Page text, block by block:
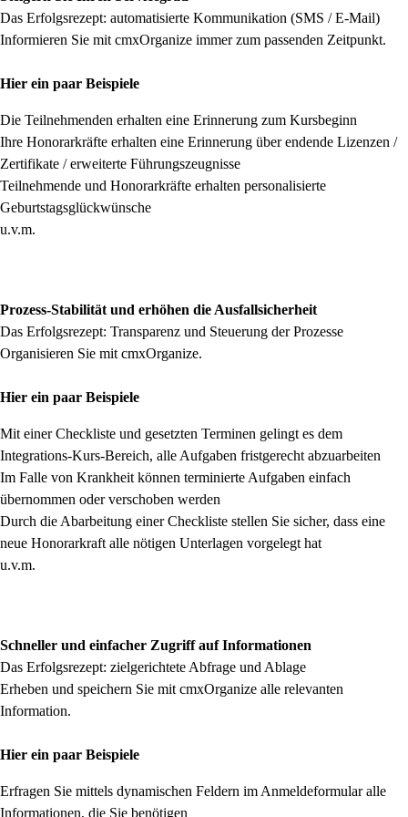
Das Erfolgsrezept: automatisierte Kommunikation (SMS / E-Mail)
Informieren Sie mit cmxOrganize immer zum passenden Zeitpunkt.
Hier ein paar Beispiele
Die Teilnehmenden erhalten eine Erinnerung zum Kursbeginn
Ihre Honorarkräfte erhalten eine Erinnerung über endende Lizenzen /
Zertifikate / erweiterte Führungszeugnisse
Teilnehmende und Honorarkräfte erhalten personalisierte
Geburtstagsglückwünsche
u.v.m.
Prozess-Stabilität und erhöhen die Ausfallsicherheit
Das Erfolgsrezept: Transparenz und Steuerung der Prozesse
Organisieren Sie mit cmxOrganize.
Hier ein paar Beispiele
Mit einer Checkliste und gesetzten Terminen gelingt es dem
Integrations-Kurs-Bereich, alle Aufgaben fristgerecht abzuarbeiten
Im Falle von Krankheit können terminierte Aufgaben einfach
übernommen oder verschoben werden
Durch die Abarbeitung einer Checkliste stellen Sie sicher, dass eine
neue Honorarkraft alle nötigen Unterlagen vorgelegt hat
u.v.m.
Schneller und einfacher Zugriff auf Informationen
Das Erfolgsrezept: zielgerichtete Abfrage und Ablage
Erheben und speichern Sie mit cmxOrganize alle relevanten
Information.
Hier ein paar Beispiele
Erfragen Sie mittels dynamischen Feldern im Anmeldeformular alle
Informationen, die Sie benötigen